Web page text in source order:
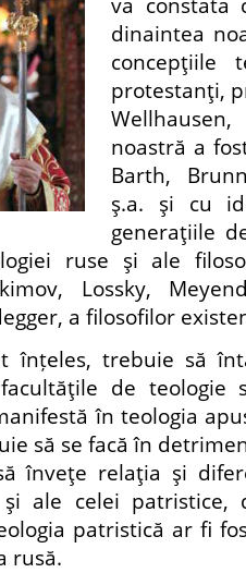
dinaintea
concepţiile
protestanţi,
noastră a
Barth,
ş.a. şi cu
generaţiile
ruse şi ale
Lossky,
a filosofilor
înțeles, trebuie să
de teologie
în teologia
să se facă în
înveţe relaţia şi
şi ale celei
patristică ar fi
rusă.